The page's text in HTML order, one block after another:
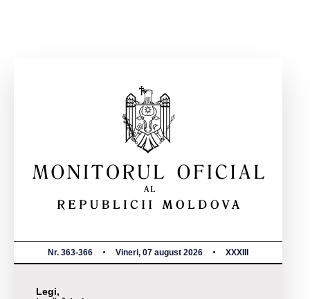
Nr. 363-366 Vineri, 07 august 2026 XXXIII
Legi,